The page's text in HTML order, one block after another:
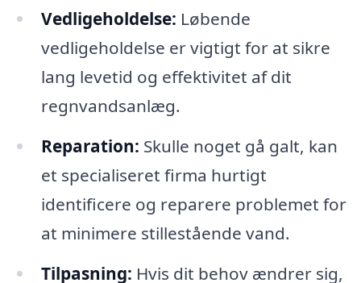
Vedligeholdelse: Løbende
vedligeholdelse er vigtigt for at sikre
lang levetid og effektivitet af dit
regnvandsanlæg.
Reparation: Skulle noget gå galt, kan
et specialiseret firma hurtigt
identificere og reparere problemet for
at minimere stillestående vand.
Tilpasning: Hvis dit behov ændrer sig,